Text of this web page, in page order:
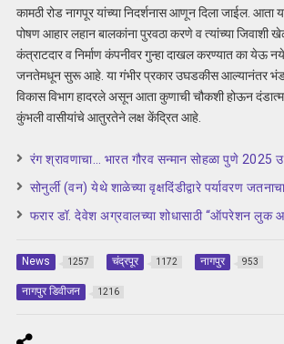
कामठी रोड नागपूर यांच्या निदर्शनास आणून दिला जाईल.
पोषण आहार लहान बालकांना पुरवठा करणे व त्यांच्या जिवाशी
कंत्राटदार व निर्माण कंपनीवर गुन्हा दाखल करण्यात का येऊ
जनतेमधून सुरू आहे. या गंभीर प्रकार उघडकीस आल्यानंतर
विकास विभाग हादरले असून आता कुणाची चौकशी होऊन
कुंभली वासीयांचे आतुरतेने लक्ष केंद्रित आहे.
रंग श्रावणाचा… भारत गौरव सन्मान सोहळा पुणे 2025
सोनुर्ली (वन) येथे शाळेच्या वृक्षदिंडीद्वारे पर्यावरण
फरार डॉ. देवेश अग्रवालच्या शोधासाठी “ऑपरेशन लुक
News 1257 चंद्रपूर 1172 नागपुर 953
नागपुर डिवीजन 1216